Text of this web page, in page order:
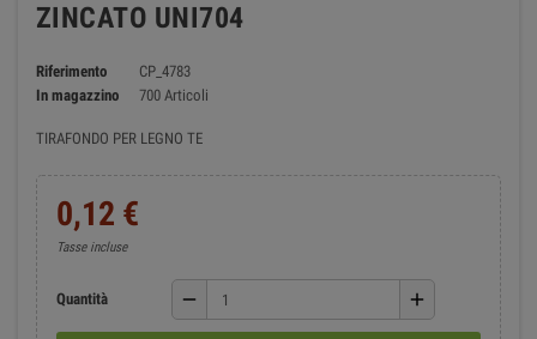
ZINCATO UNI704
Riferimento
CP_4783
In magazzino
700 Articoli
TIRAFONDO PER LEGNO TE
0,12 €
Tasse incluse
Quantità remove add